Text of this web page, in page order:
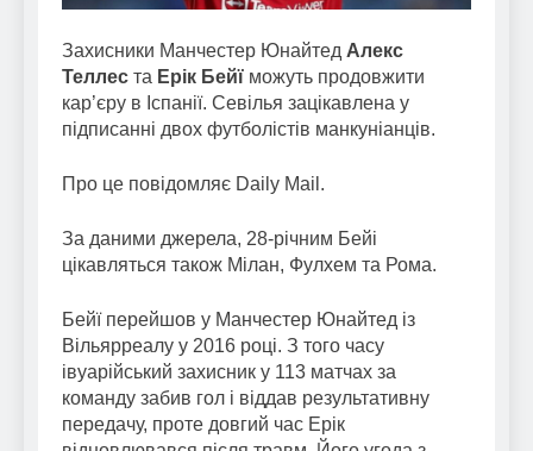
Захисники Манчестер Юнайтед Алекс
Теллес та Ерік Бейї можуть продовжити
кар’єру в Іспанії. Севілья зацікавлена ​​у
підписанні двох футболістів манкуніанців.
Про це повідомляє Daily Mail.
За даними джерела, 28-річним Бейі
цікавляться також Мілан, Фулхем та Рома.
Бейї перейшов у Манчестер Юнайтед із
Вільярреалу у 2016 році. З того часу
івуарійський захисник у 113 матчах за
команду забив гол і віддав результативну
передачу, проте довгий час Ерік